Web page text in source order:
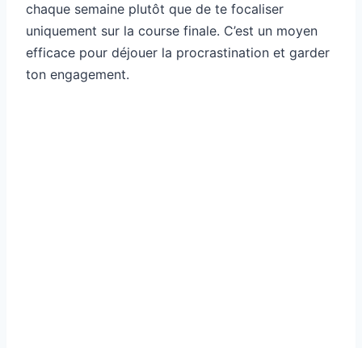
chaque semaine plutôt que de te focaliser
uniquement sur la course finale. C’est un moyen
efficace pour déjouer la procrastination et garder
ton engagement.